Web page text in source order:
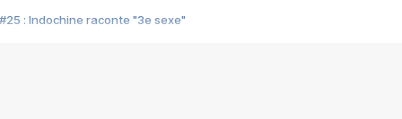
#25 : Indochine raconte "3e sexe"